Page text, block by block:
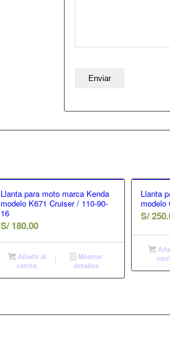
Llanta para moto marca Kenda
modelo K671 Cruiser / 110-90-
16
S/180.00
Añadir al
carrito
Mostrar
detalles
Llanta
modelo
S/